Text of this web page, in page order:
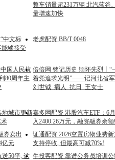
整车销量超231万辆 北汽蓝谷
量增速加快
中文标
够接受
老虎配资 BB/T 0048
国人民抗
80周年主
倍倍网 铭记历史 缅怀先烈丨“
着党追求光明”——记河北省
刘世钺_病人_抗日_王女士
地城市更新嘉多网配资 港股汽车ETF：6
入2400.26万元，融资融券余
券卖出
亿元
证通配资 2026空置房物业费
支持停收, 但最高可减70%!
50平, 这 牛投客配资 靠谱公务员培训